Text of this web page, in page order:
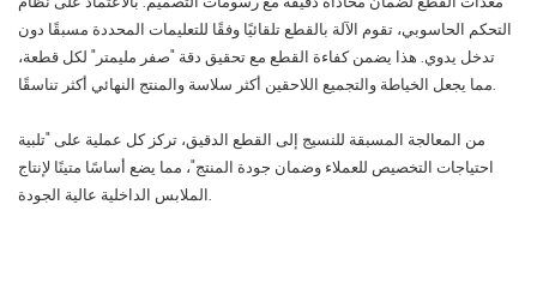
التحكم الحاسوبي، تقوم الآلة بالقطع تلقائيًا وفقًا للتعليمات المحددة مسبقًا دون
تدخل يدوي. هذا يضمن كفاءة القطع مع تحقيق دقة "صفر مليمتر" لكل قطعة،
مما يجعل الخياطة والتجميع اللاحقين أكثر سلاسة والمنتج النهائي أكثر تناسقًا.
من المعالجة المسبقة للنسيج إلى القطع الدقيق، تركز كل عملية على "تلبية
احتياجات التخصيص للعملاء وضمان جودة المنتج"، مما يضع أساسًا متينًا لإنتاج
الملابس الداخلية عالية الجودة.